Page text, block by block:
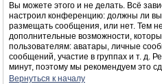
Вы можете этого и не делать. Всё
настроил конференцию: должны ли вы
размещать сообщения, или нет. Тем
дополнительные возможности,
пользователям: аватары, личные
сообщений, участие в группах и т. д.
минут, поэтому мы рекомендуем это
Вернуться к началу